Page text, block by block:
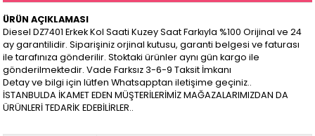
ÜRÜN AÇIKLAMASI
Diesel DZ7401 Erkek Kol Saati Kuzey Saat Farkıyla %100 Orijinal ve 24
ay garantilidir. Siparişiniz orjinal kutusu, garanti belgesi ve faturası
ile tarafınıza gönderilir. Stoktaki ürünler aynı gün kargo ile
gönderilmektedir. Vade Farksız 3-6-9 Taksit İmkanı
Detay ve bilgi için lütfen Whatsapptan iletişime geçiniz..
İSTANBULDA İKAMET EDEN MÜŞTERİLERİMİZ MAĞAZALARIMIZDAN DA
ÜRÜNLERİ TEDARİK EDEBİLİRLER..